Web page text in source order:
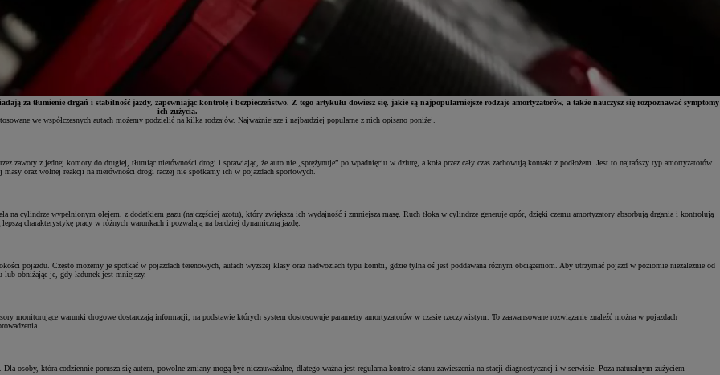
za tłumienie drgań i stabilność jazdy, zapewniając kontrolę i bezpieczeństwo. Z tego artykułu dowiesz się, jakie są najpopularniejsze rodzaje amortyzatorów, a także nauczysz się rozpoznawać symptomy
ich zużycia.
we współczesnych autach możemy podzielić na kilka rodzajów. Najważniejsze i najbardziej popularne z nich opisano poniżej.
zawory z jednej komory do drugiej, tłumiąc nierówności drogi i sprawiając, że auto nie „sprężynuje” po wpadnięciu w dziurę, a koła przez cały czas zachowują kontakt z podłożem. Jest to najtańszy typ amortyzatorów
oraz wolnej reakcji na nierówności drogi raczej nie spotkamy ich w pojazdach sportowych.
na cylindrze wypełnionym olejem, z dodatkiem gazu (najczęściej azotu), który zwiększa ich wydajność i zmniejsza masę. Ruch tłoka w cylindrze generuje opór, dzięki czemu amortyzatory absorbują drgania i kontrolują
charakterystykę pracy w różnych warunkach i pozwalają na bardziej dynamiczną jazdę.
pojazdu. Często możemy je spotkać w pojazdach terenowych, autach wyższej klasy oraz nadwoziach typu kombi, gdzie tylna oś jest poddawana różnym obciążeniom. Aby utrzymać pojazd w poziomie niezależnie od
lub obniżając je, gdy ładunek jest mniejszy.
monitorujące warunki drogowe dostarczają informacji, na podstawie których system dostosowuje parametry amortyzatorów w czasie rzeczywistym. To zaawansowane rozwiązanie znaleźć można w pojazdach
osoby, która codziennie porusza się autem, powolne zmiany mogą być niezauważalne, dlatego ważna jest regularna kontrola stanu zawieszenia na stacji diagnostycznej i w serwisie. Poza naturalnym zużyciem